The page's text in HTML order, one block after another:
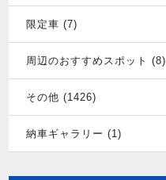
限定車 (7)
周辺のおすすめスポット (8)
その他 (1426)
納車ギャラリー (1)